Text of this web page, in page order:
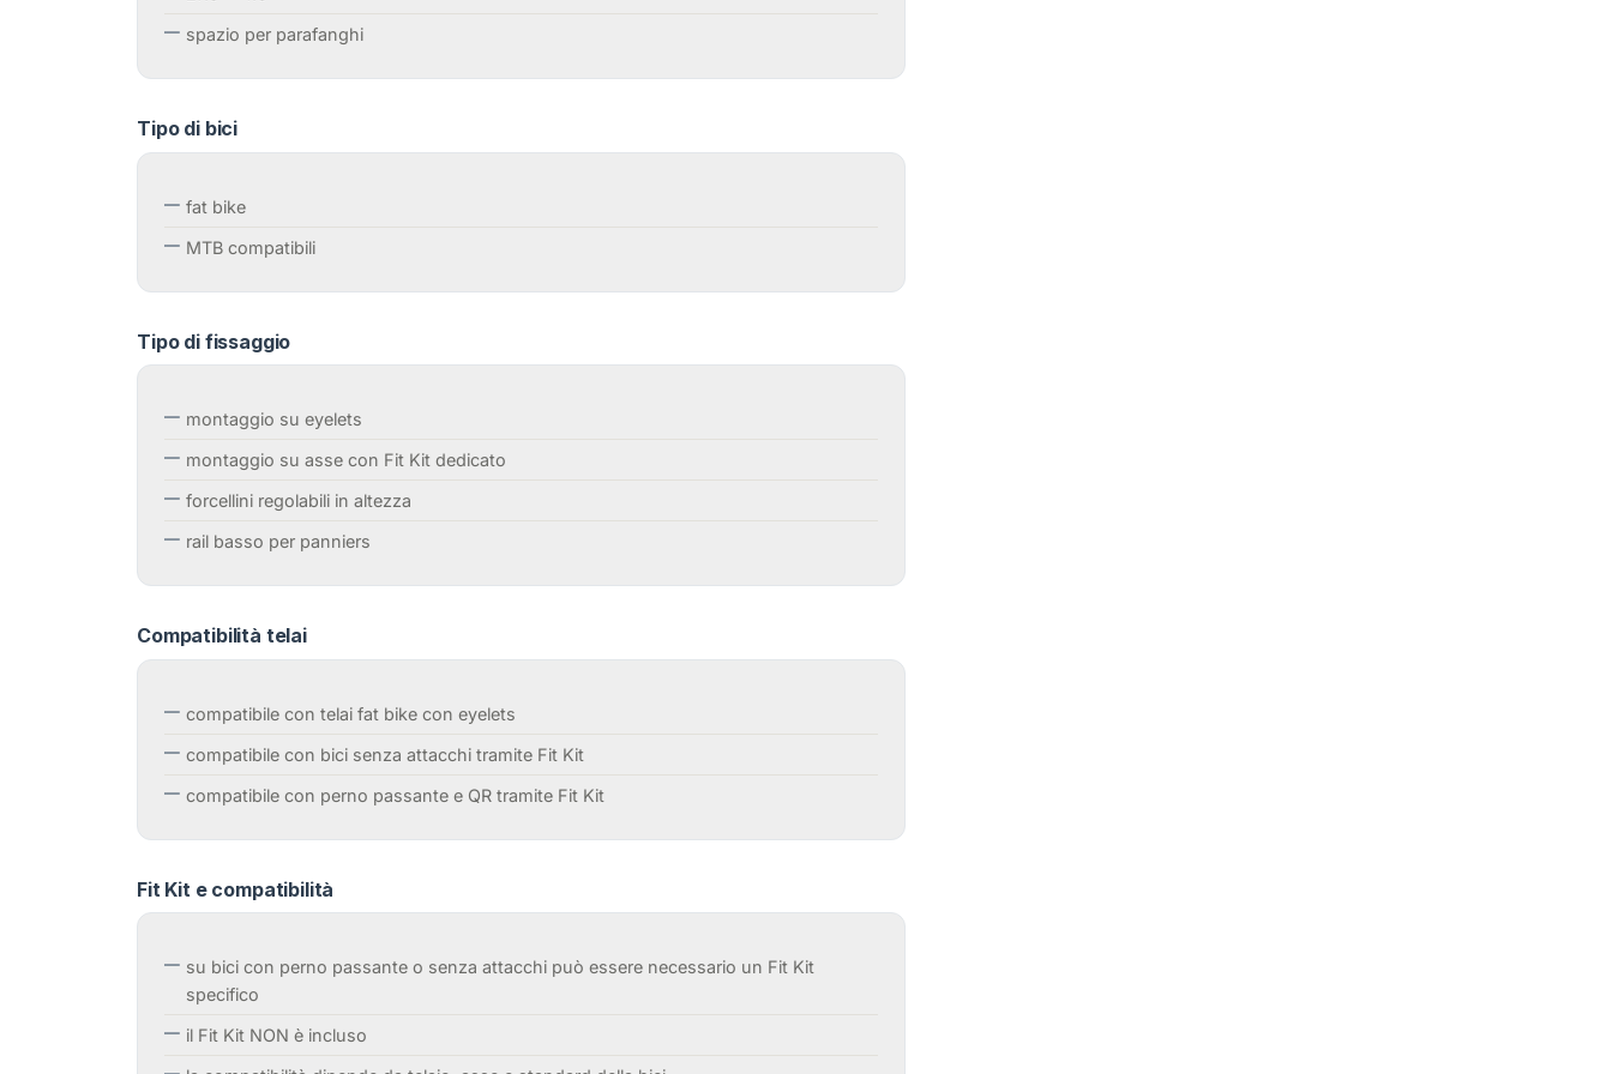
spazio per parafanghi
Tipo di bici
fat bike
MTB compatibili
Tipo di fissaggio
montaggio su eyelets
montaggio su asse con Fit Kit dedicato
forcellini regolabili in altezza
rail basso per panniers
Compatibilità telai
compatibile con telai fat bike con eyelets
compatibile con bici senza attacchi tramite Fit Kit
compatibile con perno passante e QR tramite Fit Kit
Fit Kit e compatibilità
su bici con perno passante o senza attacchi può essere necessario un Fit Kit
specifico
il Fit Kit NON è incluso